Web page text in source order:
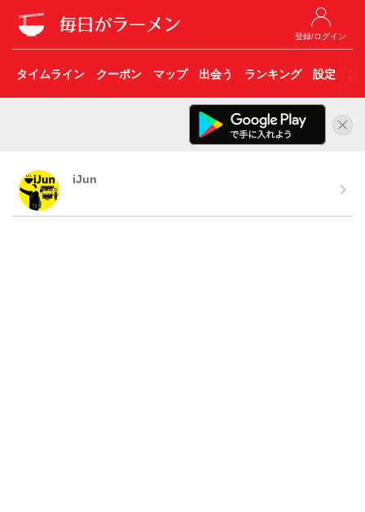
登録/ログイン
タイムライン クーポン マップ 出会う ランキング 設定 こ
iJun